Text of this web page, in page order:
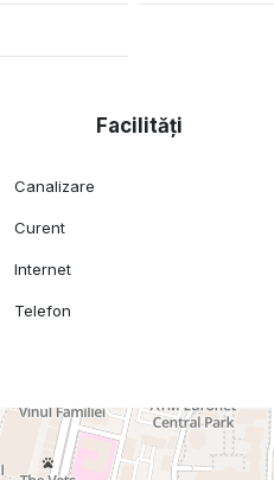
Facilități
Canalizare
Curent
Internet
Telefon